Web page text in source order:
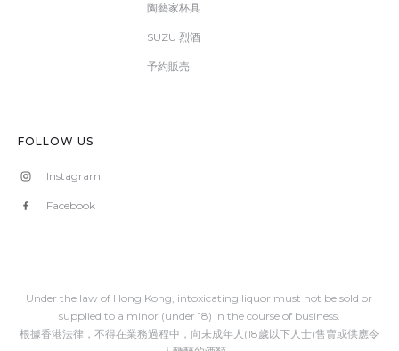
陶藝家杯具
SUZU 烈酒
予約販売
FOLLOW US
Instagram
Facebook
Under the law of Hong Kong, intoxicating liquor must not be sold or
supplied to a minor (under 18) in the course of business.
根據香港法律，不得在業務過程中，向未成年人(18歲以下人士)售賣或供應令